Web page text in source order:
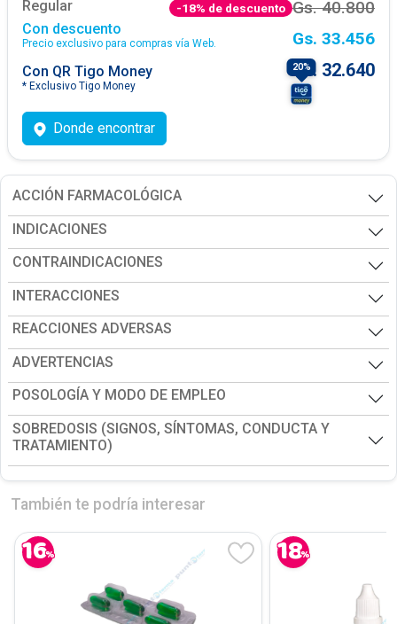
Regular -18% de descuento Gs. 40.800
Con descuento
Precio exclusivo para compras vía Web. Gs. 33.456
Con QR Tigo Money
* Exclusivo Tigo Money
20%
Gs. 32.640
Donde encontrar
ACCIÓN FARMACOLÓGICA
INDICACIONES
CONTRAINDICACIONES
INTERACCIONES
REACCIONES ADVERSAS
ADVERTENCIAS
POSOLOGÍA Y MODO DE EMPLEO
SOBREDOSIS (SIGNOS, SÍNTOMAS, CONDUCTA Y
TRATAMIENTO)
También te podría interesar
16% 18%